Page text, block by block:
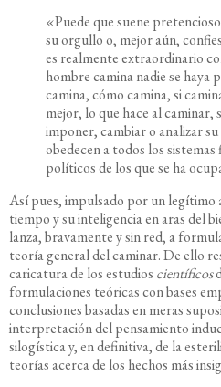
«Puede que suene
su orgullo o, mejor aún,
es realmente extraordinario
hombre camina nadie se haya
camina, cómo camina, si
mejor, lo que hace al caminar,
imponer, cambiar o analizar
obedecen a todos los
políticos de los que se ha
Así pues, impulsado por un legítimo
tiempo y su inteligencia en aras del
lanza, bravamente y sin red, a
teoría general del caminar. De ello
caricatura de los estudios científicos
formulaciones teóricas con bases
conclusiones basadas en meras
interpretación del pensamiento
silogística y, en definitiva, de la
teorías acerca de los hechos más